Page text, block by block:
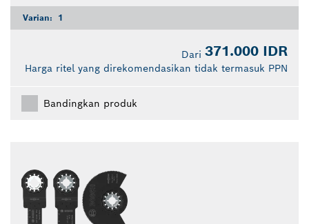
Varian: 1
Dari 371.000 IDR
Harga ritel yang direkomendasikan tidak termasuk PPN
Bandingkan produk